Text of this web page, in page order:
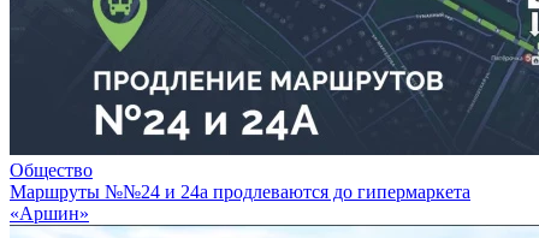
Общество
Маршруты №№24 и 24а продлеваются до гипермаркета
«Аршин»